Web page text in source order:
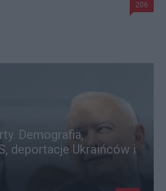
206
Demografia,
deportacje Ukraińców i